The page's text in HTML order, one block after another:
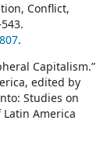
Conflict,
.
Capitalism.”
edited by
Studies on
America